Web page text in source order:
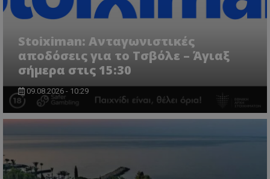
Stoiximan: Ανταγωνιστικές
αποδόσεις για το Τσβόλε – Άγιαξ
σήμερα στις 15:30
09.08.2026 - 10:29